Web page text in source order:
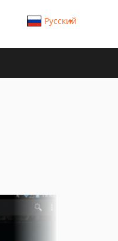
Русский